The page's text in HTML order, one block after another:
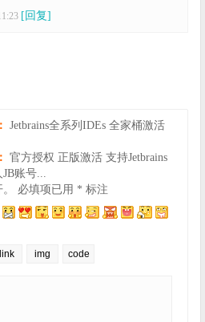
[回复]
Jetbrains全系列IDEs 全家桶激活
官方授权 正版激活 支持Jetbrains
账号...
必填项已用 * 标注